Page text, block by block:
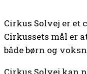
Cirkus Solvej er et
Cirkussets mål er
både børn og